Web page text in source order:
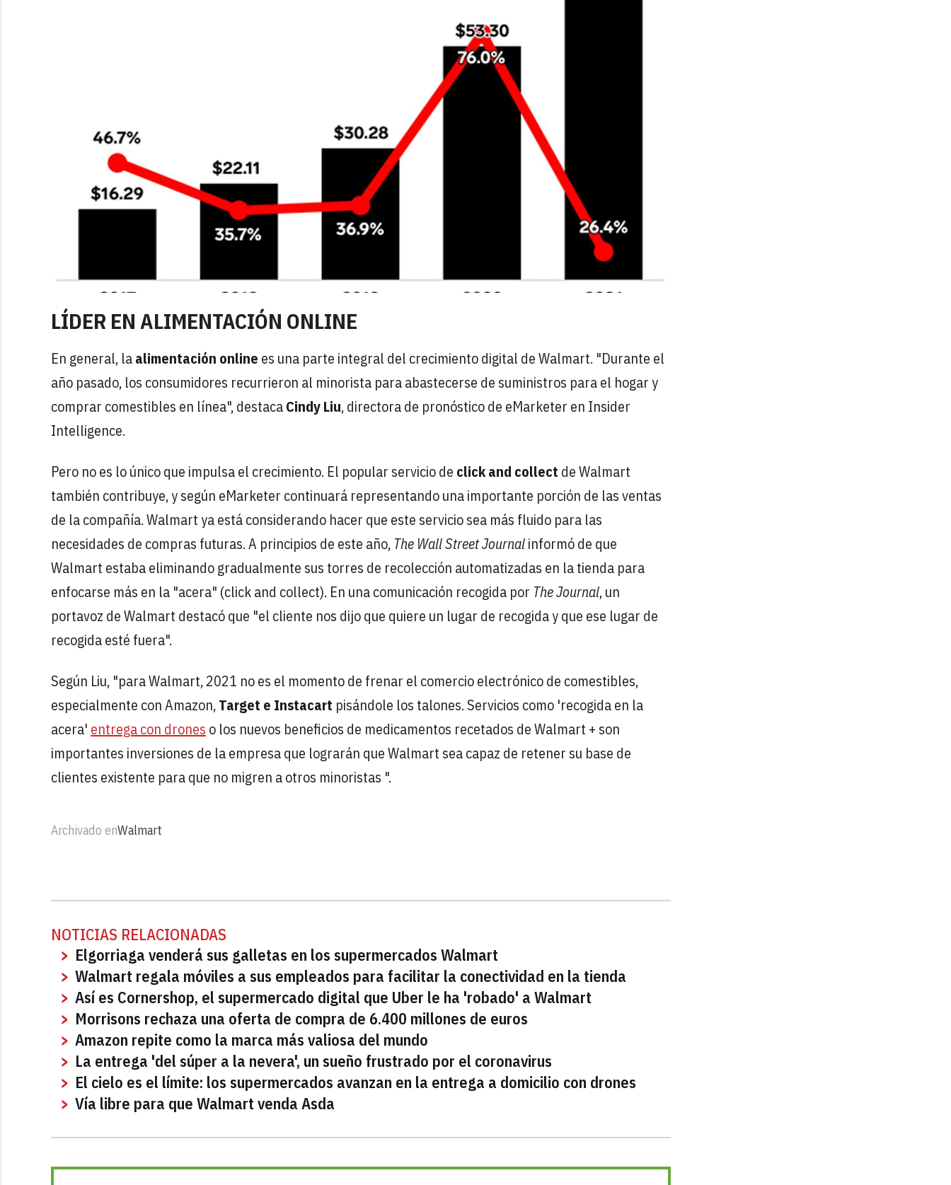
LÍDER EN ALIMENTACIÓN ONLINE
En general, laalimentación online es una parte integral del crecimiento digital de Walmart. "Durante el
año pasado, los consumidores recurrieron al minorista para abastecerse de suministros para el hogar y
comprar comestibles en línea", destacaCindy Liu, directora de pronóstico de eMarketer en Insider
Intelligence.
Pero no es lo único que impulsa el crecimiento. El popular servicio de click and collect de Walmart
también contribuye, y según eMarketer continuará representando una importante porción de las ventas
de la compañía. Walmart ya está considerando hacer que este servicio sea más fluido para las
necesidades de compras futuras. A principios de este año, The Wall Street Journalinformó de que
Walmart estaba eliminando gradualmente sus torres de recolección automatizadas en la tienda para
enfocarse más en la "acera" (click and collect). En una comunicación recogida por The Journal, un
portavoz de Walmart destacó que "el cliente nos dijo que quiere un lugar de recogida y que ese lugar de
recogida esté fuera".
Según Liu, "para Walmart, 2021 no es el momento de frenar el comercio electrónico de comestibles,
especialmente con Amazon,Target e Instacart pisándole los talones. Servicios como 'recogida en la
acera' entrega con drones o los nuevos beneficios de medicamentos recetados de Walmart + son
importantes inversiones de la empresa que lograrán que Walmart sea capaz de retener su base de
clientes existente para que no migren a otros minoristas ".
Archivado enWalmart
NOTICIAS RELACIONADAS
Elgorriaga venderá sus galletas en los supermercados Walmart
Walmart regala móviles a sus empleados para facilitar la conectividad en la tienda
Así es Cornershop, el supermercado digital que Uber le ha 'robado' a Walmart
Morrisons rechaza una oferta de compra de 6.400 millones de euros
Amazon repite como la marca más valiosa del mundo
La entrega 'del súper a la nevera', un sueño frustrado por el coronavirus
El cielo es el límite: los supermercados avanzan en la entrega a domicilio con drones
Vía libre para que Walmart venda Asda